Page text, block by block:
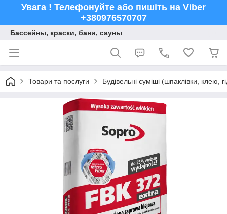
Увага ! Телефонуйте або пишіть на Viber
+380976570707
Бассейны, краски, бани, сауны
Товари та послуги Будівельні суміші (шпаклівки, клею,